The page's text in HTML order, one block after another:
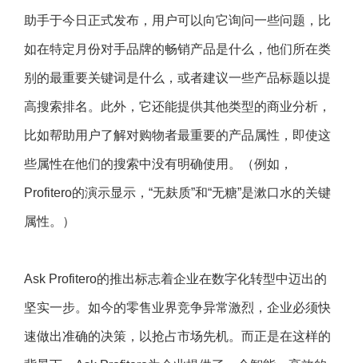
助手于今日正式发布，用户可以向它询问一些问题，比
如在特定月份对手品牌的畅销产品是什么，他们所在类
别的最重要关键词是什么，或者建议一些产品标题以提
高搜索排名。此外，它还能提供其他类型的商业分析，
比如帮助用户了解对购物者最重要的产品属性，即使这
些属性在他们的搜索中没有明确使用。（例如，
Profitero的演示显示，“无麸质”和“无糖”是漱口水的关键
属性。）
Ask Profitero的推出标志着企业在数字化转型中迈出的
坚实一步。如今的零售业界竞争异常激烈，企业必须快
速做出准确的决策，以抢占市场先机。而正是在这样的